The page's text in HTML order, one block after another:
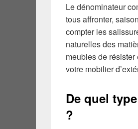
Le dénominateur
tous affronter,
compter les
naturelles des
meubles de
votre mobilier
De quel
?